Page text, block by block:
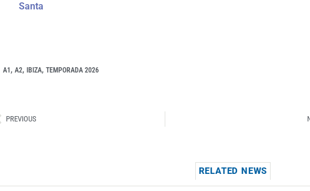
Santa
A1 , A2, IBIZA, TEMPORADA 2026
PREVIOUS
RELATED NEWS